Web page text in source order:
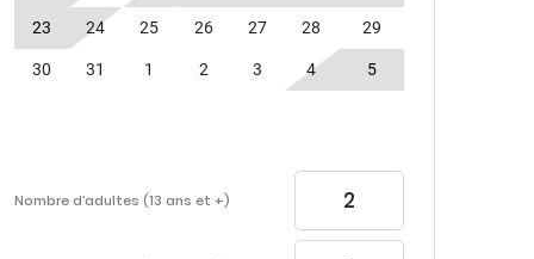
23 24 25 26 27 28 29
30 31 1 2 3 4 5
Nombre d’adultes (13 ans et +)